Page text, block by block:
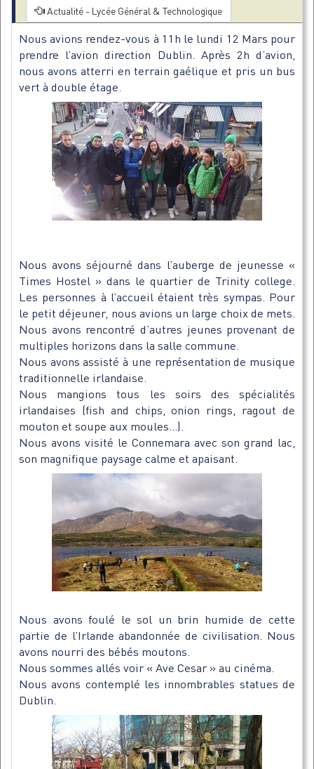
Actualité - Lycée Général & Technologique
Nous avions rendez-vous à 11h le lundi 12 Mars pour
prendre l’avion direction Dublin. Après 2h d’avion,
nous avons atterri en terrain gaélique et pris un bus
vert à double étage.
Nous avons séjourné dans l’auberge de jeunesse «
Times Hostel » dans le quartier de Trinity college.
Les personnes à l’accueil étaient très sympas. Pour
le petit déjeuner, nous avions un large choix de mets.
Nous avons rencontré d’autres jeunes provenant de
multiples horizons dans la salle commune.
Nous avons assisté à une représentation de musique
traditionnelle irlandaise.
Nous mangions tous les soirs des spécialités
irlandaises (fish and chips, onion rings, ragout de
mouton et soupe aux moules…).
Nous avons visité le Connemara avec son grand lac,
son magnifique paysage calme et apaisant.
Nous avons foulé le sol un brin humide de cette
partie de l’Irlande abandonnée de civilisation. Nous
avons nourri des bébés moutons.
Nous sommes allés voir « Ave Cesar » au cinéma.
Nous avons contemplé les innombrables statues de
Dublin.